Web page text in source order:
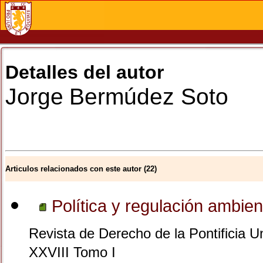
Detalles del autor
Jorge Bermúdez Soto
Articulos relacionados con este autor (22)
Política y regulación
Revista de Derecho de la Pontificia
XXVIII Tomo I